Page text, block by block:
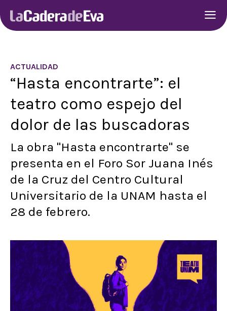
ACTUALIDAD
“Hasta encontrarte”: el
teatro como espejo del
dolor de las buscadoras
La obra "Hasta encontrarte" se
presenta en el Foro Sor Juana Inés
de la Cruz del Centro Cultural
Universitario de la UNAM hasta el
28 de febrero.